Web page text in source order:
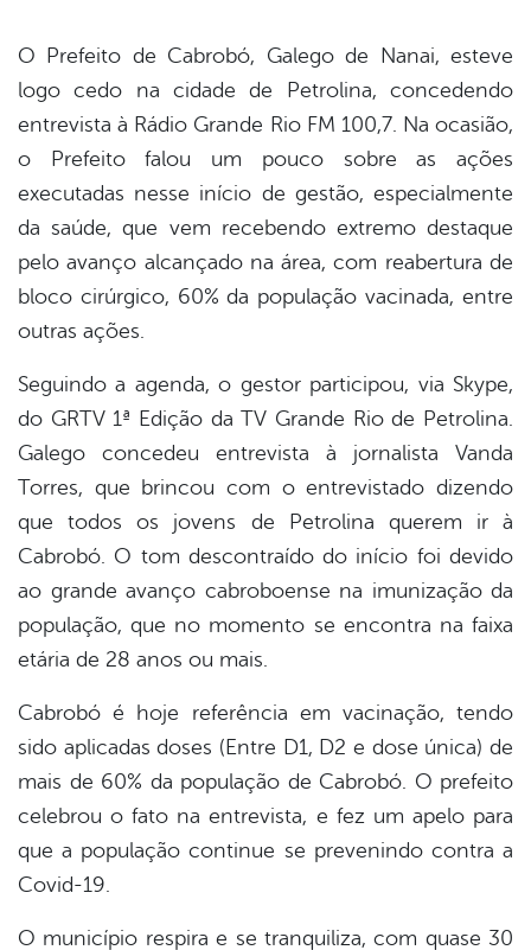
O Prefeito de Cabrobó, Galego de Nanai, esteve
logo cedo na cidade de Petrolina, concedendo
entrevista à Rádio Grande Rio FM 100,7. Na ocasião,
o Prefeito falou um pouco sobre as ações
executadas nesse início de gestão, especialmente
da saúde, que vem recebendo extremo destaque
pelo avanço alcançado na área, com reabertura de
bloco cirúrgico, 60% da população vacinada, entre
outras ações.
Seguindo a agenda, o gestor participou, via Skype,
do GRTV 1ª Edição da TV Grande Rio de Petrolina.
Galego concedeu entrevista à jornalista Vanda
Torres, que brincou com o entrevistado dizendo
que todos os jovens de Petrolina querem ir à
Cabrobó. O tom descontraído do início foi devido
ao grande avanço cabroboense na imunização da
população, que no momento se encontra na faixa
etária de 28 anos ou mais.
Cabrobó é hoje referência em vacinação, tendo
sido aplicadas doses (Entre D1, D2 e dose única) de
mais de 60% da população de Cabrobó. O prefeito
celebrou o fato na entrevista, e fez um apelo para
que a população continue se prevenindo contra a
Covid-19.
O município respira e se tranquiliza, com quase 30